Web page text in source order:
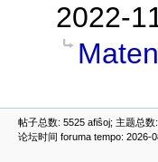
2022-
帖子总数: 5525 afiŝoj; 主题总
论坛时间 foruma tempo: 2026-